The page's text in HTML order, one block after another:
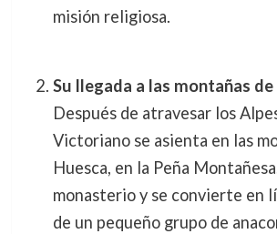
misión religiosa.
Su llegada a las montañas
Después de atravesar los
Victoriano se asienta en las
Huesca, en la Peña
monasterio y se convierte en
de un pequeño grupo de